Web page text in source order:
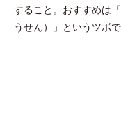
すること。おすすめは
うせん）」というツボで